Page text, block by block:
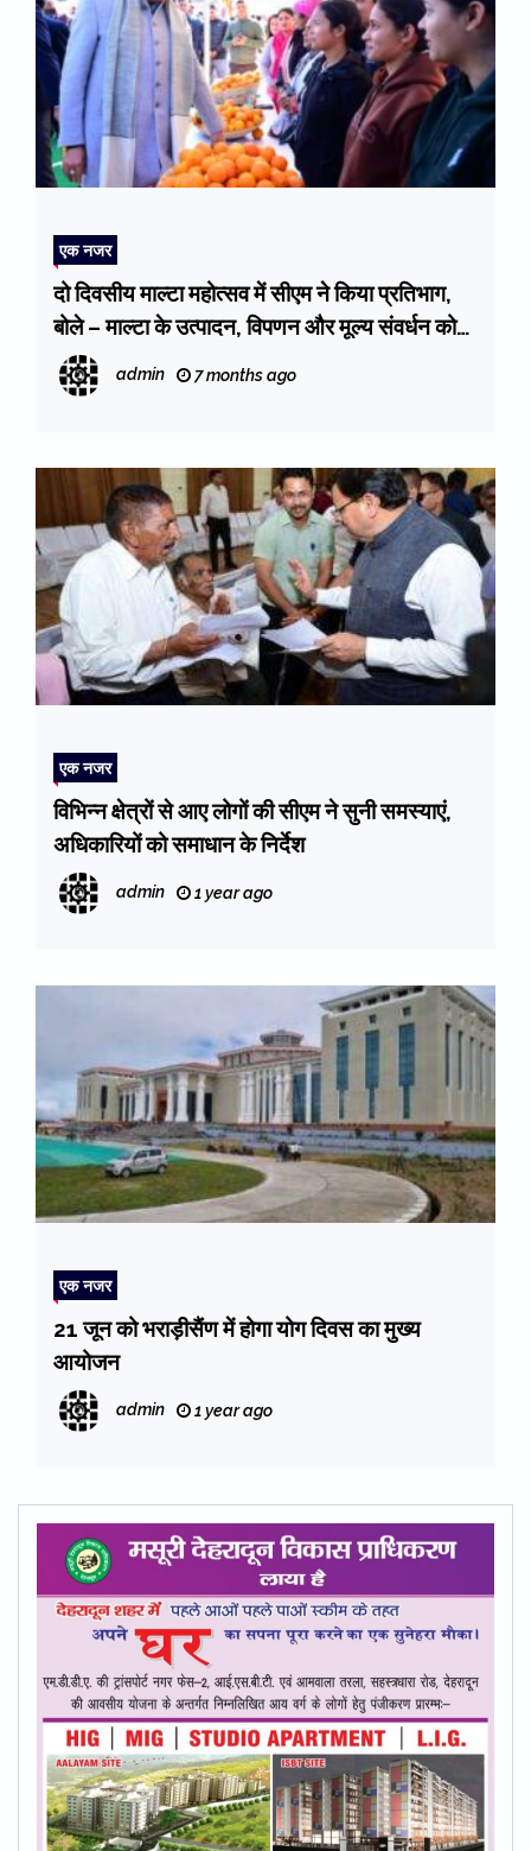
एक नजर
दो दिवसीय माल्टा महोत्सव में सीएम ने किया प्रतिभाग,
बोले – माल्टा के उत्पादन, विपणन और मूल्य संवर्धन को
मिलेगा बढ़ावा
admin 7 months ago
एक नजर
विभिन्न क्षेत्रों से आए लोगों की सीएम ने सुनी समस्याएं,
अधिकारियों को समाधान के निर्देश
admin 1 year ago
एक नजर
21 जून को भराड़ीसैंण में होगा योग दिवस का मुख्य
आयोजन
admin 1 year ago